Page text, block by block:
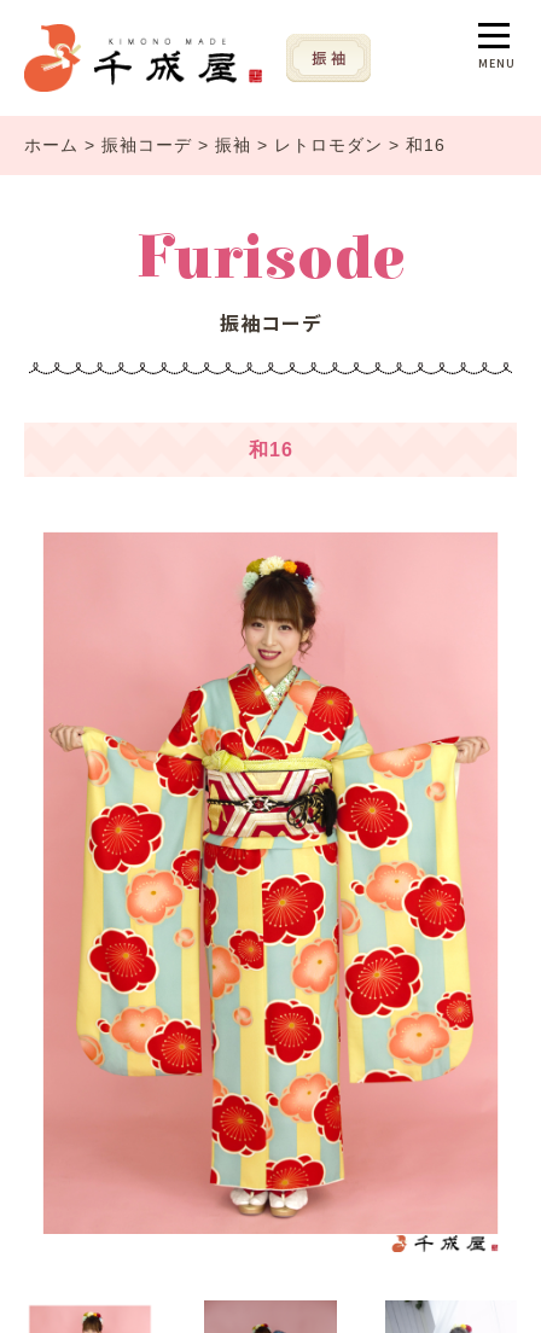
MENU
ホーム > 振袖コーデ > 振袖 > レトロモダン > 和16
Furisode
振袖コーデ
和16